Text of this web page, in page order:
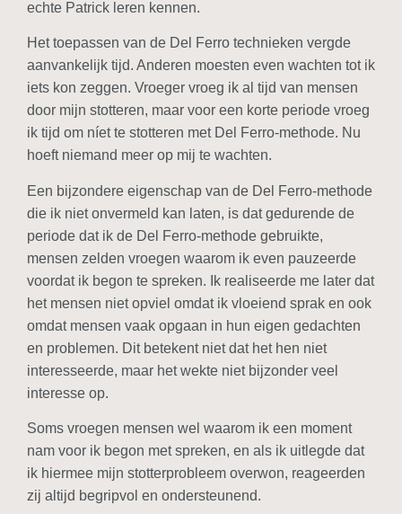
echte Patrick leren kennen.
Het toepassen van de Del Ferro technieken vergde
aanvankelijk tijd. Anderen moesten even wachten tot ik
iets kon zeggen. Vroeger vroeg ik al tijd van mensen
door mijn stotteren, maar voor een korte periode vroeg
ik tijd om níet te stotteren met Del Ferro-methode. Nu
hoeft niemand meer op mij te wachten.
Een bijzondere eigenschap van de Del Ferro-methode
die ik niet onvermeld kan laten, is dat gedurende de
periode dat ik de Del Ferro-methode gebruikte,
mensen zelden vroegen waarom ik even pauzeerde
voordat ik begon te spreken. Ik realiseerde me later dat
het mensen niet opviel omdat ik vloeiend sprak en ook
omdat mensen vaak opgaan in hun eigen gedachten
en problemen. Dit betekent niet dat het hen niet
interesseerde, maar het wekte niet bijzonder veel
interesse op.
Soms vroegen mensen wel waarom ik een moment
nam voor ik begon met spreken, en als ik uitlegde dat
ik hiermee mijn stotterprobleem overwon, reageerden
zij altijd begripvol en ondersteunend.